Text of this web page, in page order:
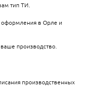
тип ТИ.
оформления в Орле и
производство.
производственных